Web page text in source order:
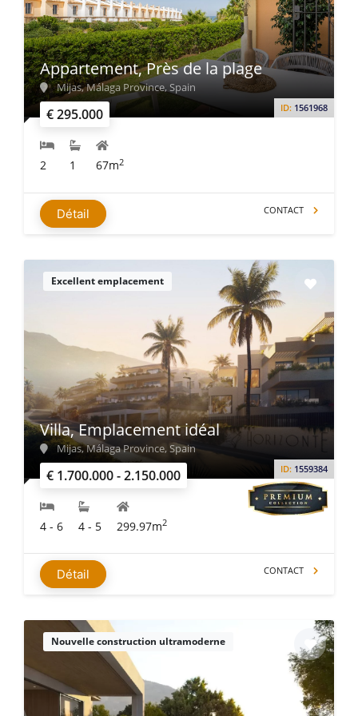
€ 295.000 ID: 1561968
Appartement, Près de la plage
Mijas, Málaga Province, Spain
2 1 67m2
Détail CONTACT
Excellent emplacement
€ 1.700.000 - 2.150.000 ID: 1559384
Villa, Emplacement idéal
Mijas, Málaga Province, Spain
4 - 6 4 - 5 299.97m2
Détail CONTACT
Nouvelle construction ultramoderne